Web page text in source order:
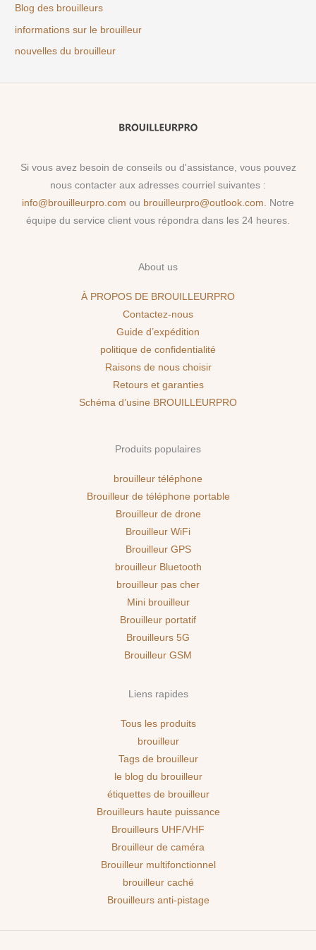
Blog des brouilleurs
informations sur le brouilleur
nouvelles du brouilleur
Si vous avez besoin de conseils ou d'assistance, vous pouvez
nous contacter aux adresses courriel suivantes :
info@brouilleurpro.com ou brouilleurpro@outlook.com. Notre
équipe du service client vous répondra dans les 24 heures.
About us
À PROPOS DE BROUILLEURPRO
Contactez-nous
Guide d’expédition
politique de confidentialité
Raisons de nous choisir
Retours et garanties
Schéma d’usine BROUILLEURPRO
Produits populaires
brouilleur téléphone
Brouilleur de téléphone portable
Brouilleur de drone
Brouilleur WiFi
Brouilleur GPS
brouilleur Bluetooth
brouilleur pas cher
Mini brouilleur
Brouilleur portatif
Brouilleurs 5G
Brouilleur GSM
Liens rapides
Tous les produits
brouilleur
Tags de brouilleur
le blog du brouilleur
étiquettes de brouilleur
Brouilleurs haute puissance
Brouilleurs UHF/VHF
Brouilleur de caméra
Brouilleur multifonctionnel
brouilleur caché
Brouilleurs anti-pistage